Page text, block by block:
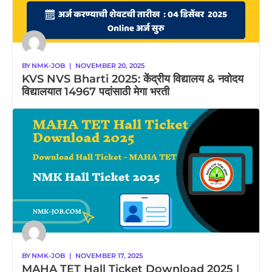
BY NMK-JOB | NOVEMBER 20, 2025
KVS NVS Bharti 2025: केंद्रीय विद्यालय & नवोदय
विद्यालयात 14967 पदांसाठी मेगा भरती
BY NMK-JOB | NOVEMBER 17, 2025
MAHA TET Hall Ticket Download 2025 |